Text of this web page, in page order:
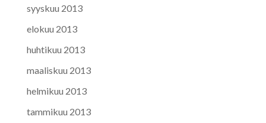
syyskuu 2013
elokuu 2013
huhtikuu 2013
maaliskuu 2013
helmikuu 2013
tammikuu 2013